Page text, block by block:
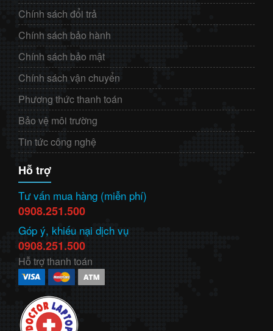
Chính sách đổi trả
Chính sách bảo hành
Chính sách bảo mật
Chính sách vận chuyển
Phương thức thanh toán
Bảo vệ môi trường
Tin tức công nghệ
Hỗ trợ
Tư vấn mua hàng (miễn phí)
0908.251.500
Góp ý, khiếu nại dịch vụ
0908.251.500
Hỗ trợ thanh toán